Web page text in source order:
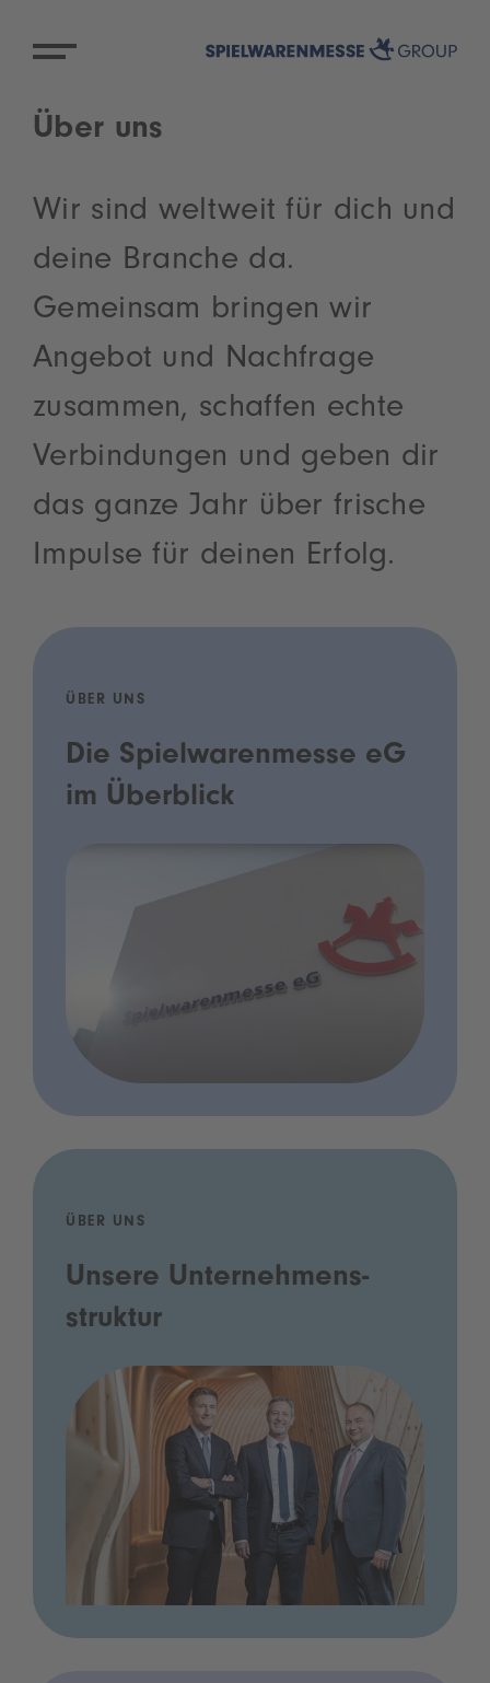
Über uns
Wir sind weltweit für dich und
deine Branche da.
Gemeinsam bringen wir
Angebot und Nachfrage
zusammen, schaffen echte
Verbindungen und geben dir
das ganze Jahr über frische
Impulse für deinen Erfolg.
ÜBER UNS
Die Spielwarenmesse eG
im Überblick
ÜBER UNS
Unsere Unternehmens­
struktur